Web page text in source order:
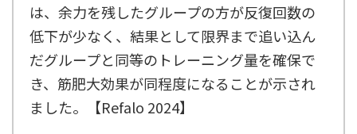
は、余力を残したグループの方が反復回数の
低下が少なく、結果として限界まで追い込ん
だグループと同等のトレーニング量を確保で
き、筋肥大効果が同程度になることが示され
ました。【Refalo 2024】